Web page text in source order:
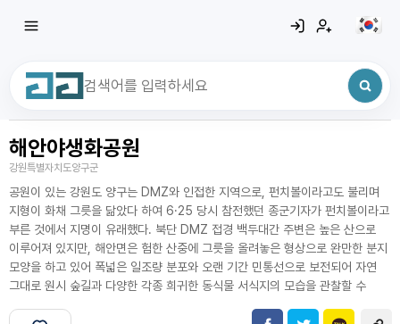
최근 검색어
해안야생화공원
강원특별자치도양구군
공원이 있는 강원도 양구는 DMZ와 인접한 지역으로, 펀치볼이라고도 불리며
지형이 화채 그릇을 닮았다 하여 6·25 당시 참전했던 종군기자가 펀치볼이라고
부른 것에서 지명이 유래했다. 북단 DMZ 접경 백두대간 주변은 높은 산으로
이루어져 있지만, 해안면은 험한 산중에 그릇을 올려놓은 형상으로 완만한 분지
모양을 하고 있어 폭넓은 일조량 분포와 오랜 기간 민통선으로 보전되어 자연
그대로 원시 숲길과 다양한 각종 희귀한 동식물 서식지의 모습을 관찰할 수